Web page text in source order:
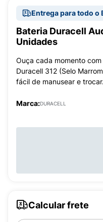
Entrega para todo o
Bateria Duracell
Unidades
Ouça cada momento
Duracell 312 (Selo
fácil de manusear e
Marca:DURACELL
Calcular frete